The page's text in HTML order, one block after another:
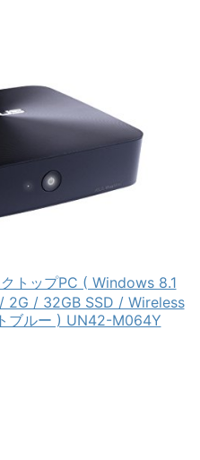
トップPC ( Windows 8.1
/ 32GB SSD / Wireless
ブルー ) UN42-M064Y